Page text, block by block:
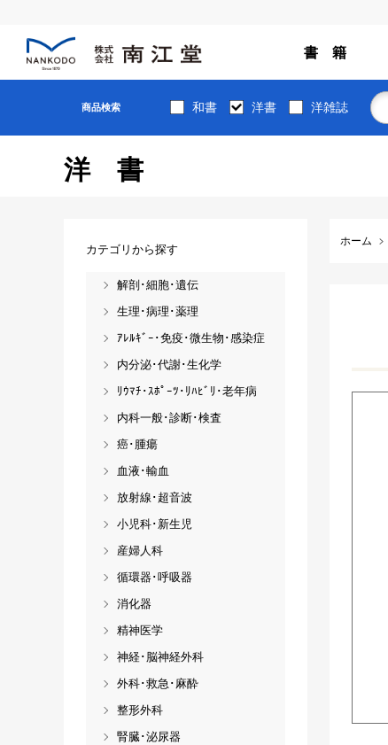
書 籍
商品検索 和書 洋書 洋雑誌
洋書
ホーム
カテゴリから探す
解剖･細胞･遺伝
生理･病理･薬理
ｱﾚﾙｷﾞｰ･免疫･微生物･感染症
内分泌･代謝･生化学
ﾘｳﾏﾁ･ｽﾎﾟｰﾂ･ﾘﾊﾋﾞﾘ･老年病
内科一般･診断･検査
癌･腫瘍
血液･輸血
放射線･超音波
小児科･新生児
産婦人科
循環器･呼吸器
消化器
精神医学
神経･脳神経外科
外科･救急･麻酔
整形外科
腎臓･泌尿器